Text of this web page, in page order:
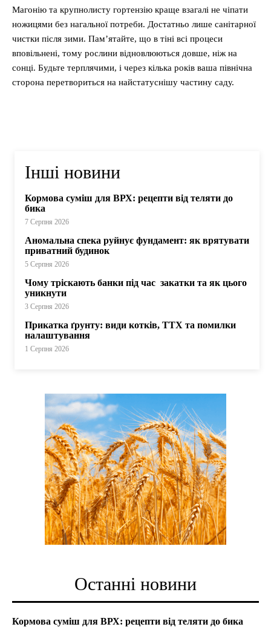
Магонію та крупнолисту гортензію краще взагалі не чіпати
ножицями без нагальної потреби. Достатньо лише санітарної
чистки після зими. Пам’ятайте, що в тіні всі процеси
вповільнені, тому рослини відновлюються довше, ніж на
сонці. Будьте терплячими, і через кілька років ваша північна
сторона перетвориться на найстатуснішу частину саду.
Інші новини
Кормова суміш для ВРХ: рецепти від теляти до
бика
7 Серпня 2026
Аномальна спека руйнує фундамент: як врятувати
приватний будинок
5 Серпня 2026
Чому тріскають банки під час закатки та як цього
уникнути
3 Серпня 2026
Прикатка ґрунту: види котків, ТТХ та помилки
налаштування
1 Серпня 2026
Останні новини
Кормова суміш для ВРХ: рецепти від теляти до бика